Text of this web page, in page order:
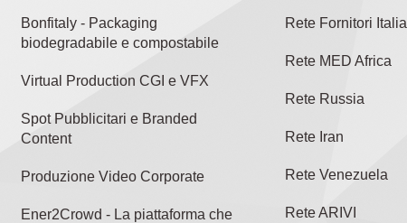
Bonfitaly - Packaging
biodegradabile e compostabile
Virtual Production CGI e VFX
Spot Pubblicitari e Branded
Content
Produzione Video Corporate
Ener2Crowd - La piattaforma che
Rete Fornitori Italia
Rete MED Africa
Rete Russia
Rete Iran
Rete Venezuela
Rete ARIVI